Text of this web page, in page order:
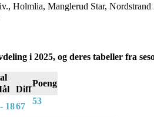
Holmlia, Manglerud Star,
i 2025, og deres tabeller fra
Poeng
Diff
1867
53